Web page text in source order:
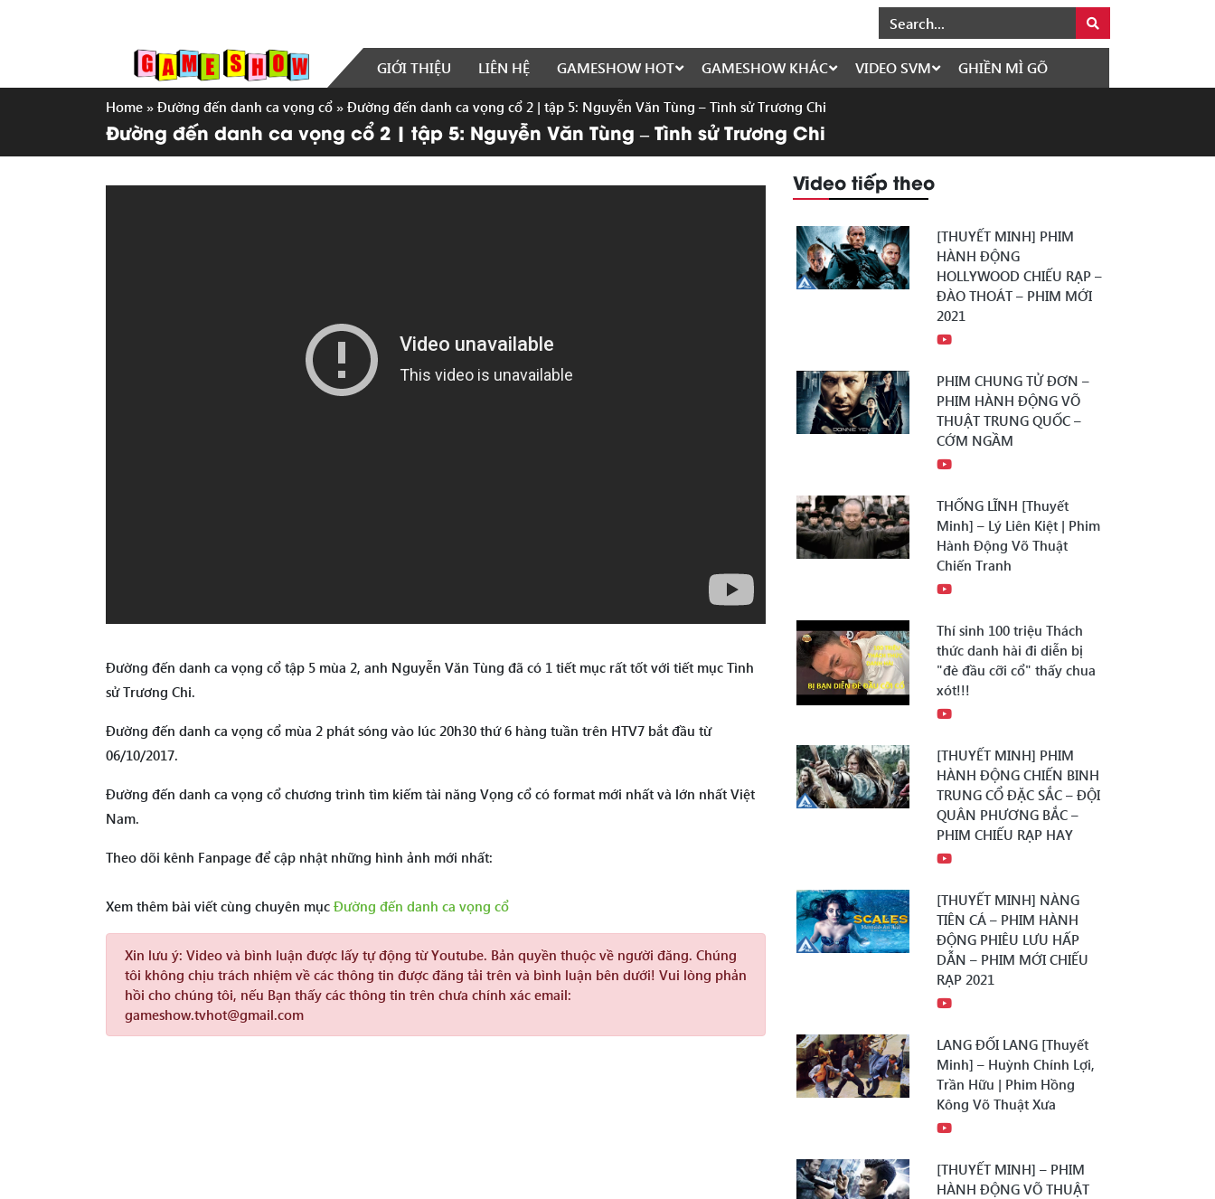
GIỚI THIỆU LIÊN HỆ GAMESHOW HOT GAMESHOW KHÁC VIDEO SVM GHIỀN MÌ GÕ
Home » Đường đến danh ca vọng cổ » Đường đến danh ca vọng cổ 2 | tập 5: Nguyễn Văn Tùng – Tình sử Trương Chi
Đường đến danh ca vọng cổ 2 | tập 5: Nguyễn Văn Tùng – Tình sử Trương Chi
Đường đến danh ca vọng cổ tập 5 mùa 2, anh Nguyễn Văn Tùng đã có 1 tiết mục rất tốt với tiết mục Tình
sử Trương Chi.
Đường đến danh ca vọng cổ mùa 2 phát sóng vào lúc 20h30 thứ 6 hàng tuần trên HTV7 bắt đầu từ
06/10/2017.
Đường đến danh ca vọng cổ chương trình tìm kiếm tài năng Vọng cổ có format mới nhất và lớn nhất Việt
Nam.
Theo dõi kênh Fanpage để cập nhật những hình ảnh mới nhất:
Xem thêm bài viết cùng chuyên mục Đường đến danh ca vọng cổ
Xin lưu ý: Video và bình luận được lấy tự động từ Youtube. Bản quyền thuộc về người đăng. Chúng
tôi không chịu trách nhiệm về các thông tin được đăng tải trên và bình luận bên dưới! Vui lòng phản
hồi cho chúng tôi, nếu Bạn thấy các thông tin trên chưa chính xác email:
gameshow.tvhot@gmail.com
Video tiếp theo
[THUYẾT MINH] PHIM
HÀNH ĐỘNG
HOLLYWOOD CHIẾU RẠP –
ĐÀO THOÁT – PHIM MỚI
2021
PHIM CHUNG TỬ ĐƠN –
PHIM HÀNH ĐỘNG VÕ
THUẬT TRUNG QUỐC –
CỚM NGẦM
THỐNG LĨNH [Thuyết
Minh] – Lý Liên Kiệt | Phim
Hành Động Võ Thuật
Chiến Tranh
Thí sinh 100 triệu Thách
thức danh hài đi diễn bị
"đè đầu cỡi cổ" thấy chua
xót!!!
[THUYẾT MINH] PHIM
HÀNH ĐỘNG CHIẾN BINH
TRUNG CỔ ĐẶC SẮC – ĐỘI
QUÂN PHƯƠNG BẮC –
PHIM CHIẾU RẠP HAY
[THUYẾT MINH] NÀNG
TIÊN CÁ – PHIM HÀNH
ĐỘNG PHIÊU LƯU HẤP
DẪN – PHIM MỚI CHIẾU
RẠP 2021
LANG ĐỐI LANG [Thuyết
Minh] – Huỳnh Chính Lợi,
Trần Hữu | Phim Hồng
Kông Võ Thuật Xưa
[THUYẾT MINH] – PHIM
HÀNH ĐỘNG VÕ THUẬT